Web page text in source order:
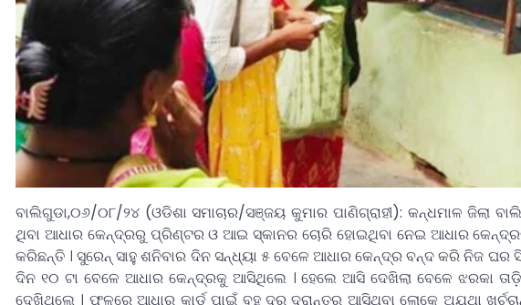
ବାଲିଗୁଡା,୦୬/୦୮/୨୪ (ଓଡିଶା ସମାଚାର/ସଞ୍ଜୟ କୁମାର ପାଣିଗ୍ରାହୀ): କନ୍ଧମାଳ
ଥିବା ଆଧାର କେନ୍ଦ୍ରରୁ ପ୍ରିଣ୍ଟର ଓ ଆଇ ସ୍କାନର ଚୋରି ହୋଇଥିବା ନେଇ ଆଧାର
କରିଛନ୍ତି । ସୁରେନ୍ ସାହୁ ଶନିବାର ଦିନ ସନ୍ଧ୍ୟା ୫ ବେଳେ ଆଧାର କେନ୍ଦ୍ର ବନ୍ଦ କରି ନିଜ
ଦିନ ୧୦ ଟା ବେଳେ ଆଧାର କେନ୍ଦ୍ରକୁ ଆସିଥିଲେ । ହେଲେ ଆସି ଦେଖିଲା ବେଳେ ଝରକା
ଦେଖିଥିଲେ । ଫଳରେ ଆଧାର କାର୍ଡ ପାଇଁ ବହୁ ଦୂର ଦୁରାନ୍ତରୁ ଆସିଥିବା ଲୋକେ ଅଯଥା